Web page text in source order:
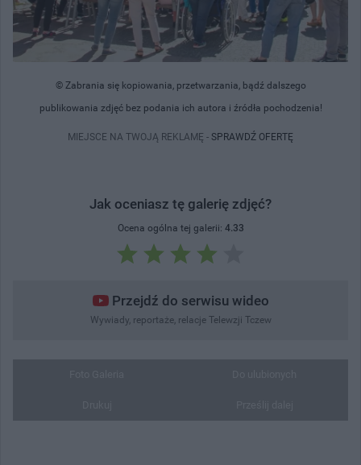
© Zabrania się kopiowania, przetwarzania, bądź dalszego
publikowania zdjęć bez podania ich autora i źródła pochodzenia!
MIEJSCE NA TWOJĄ REKLAMĘ - SPRAWDŹ OFERTĘ
Jak oceniasz tę galerię zdjęć?
Ocena ogólna tej galerii: 4.33
Przejdź do serwisu wideo
Wywiady, reportaże, relacje Telewzji Tczew